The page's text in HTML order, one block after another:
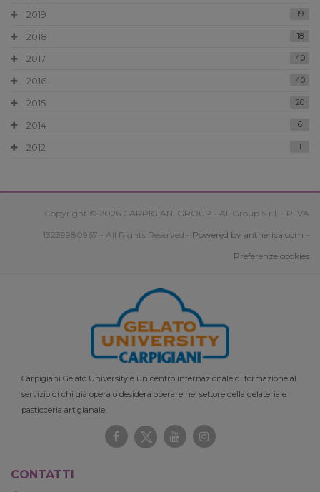
2019 19
2018 18
2017 40
2016 40
2015 20
2014 6
2012 1
Copyright © 2026 CARPIGIANI GROUP - Ali Group S.r.l. - P.IVA
13239980967 - All Rights Reserved - Powered by antherica.com -
Preferenze cookies
Carpigiani Gelato University è un centro internazionale di formazione al
servizio di chi già opera o desidera operare nel settore della gelateria e
pasticceria artigianale.
CONTATTI